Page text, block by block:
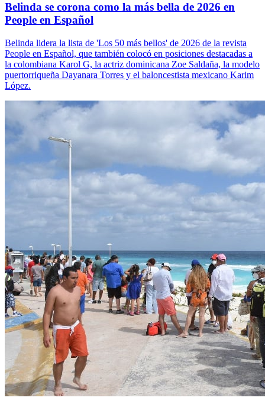
Belinda se corona como la más bella de 2026 en
People en Español
Belinda lidera la lista de 'Los 50 más bellos' de 2026 de la revista
People en Español, que también colocó en posiciones destacadas a
la colombiana Karol G, la actriz dominicana Zoe Saldaña, la modelo
puertorriqueña Dayanara Torres y el baloncestista mexicano Karim
López.